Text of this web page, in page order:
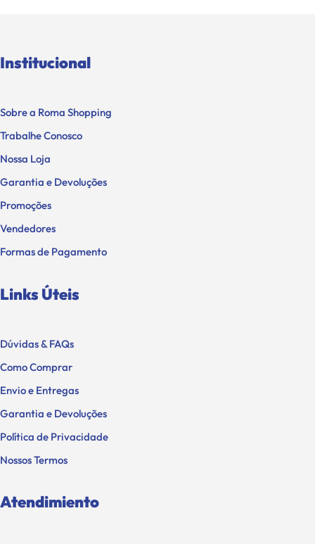
Institucional
Sobre a Roma Shopping
Trabalhe Conosco
Nossa Loja
Garantia e Devoluções
Promoções
Vendedores
Formas de Pagamento
Links Úteis
Dúvidas & FAQs
Como Comprar
Envio e Entregas
Garantia e Devoluções
Política de Privacidade
Nossos Termos
Atendimiento